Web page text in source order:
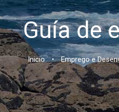
Guía de
Inicio • Emprego e